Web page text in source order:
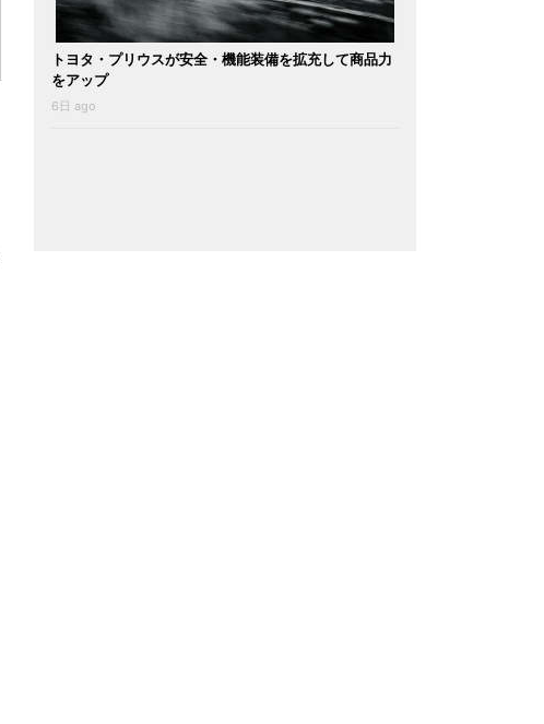
トヨタ・プリウスが安全・機能装備を拡充して商品力
をアップ
6日 ago